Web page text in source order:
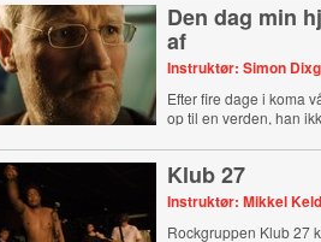
Den dag min
af
Instruktør: Simon
Efter fire dage i koma
op til en verden, han
Klub 27
Instruktør: Mikkel
Rockgruppen Klub 27